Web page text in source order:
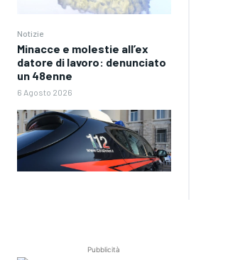
Notizie
Minacce e molestie all’ex
datore di lavoro: denunciato
un 48enne
6 Agosto 2026
Pubblicità